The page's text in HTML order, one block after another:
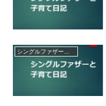
シングルファザーと子育て日記